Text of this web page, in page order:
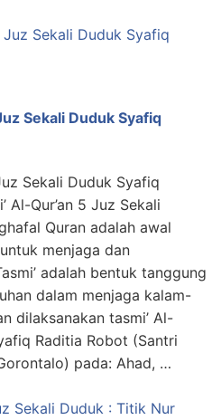
Sekali Duduk Syafiq
Sekali Duduk Syafiq
Al-Qur’an 5 Juz Sekali
Quran adalah awal
menjaga dan
adalah bentuk tanggung
dalam menjaga kalam-
dilaksanakan tasmi’ Al-
Raditia Robot (Santri
pada: Ahad, …